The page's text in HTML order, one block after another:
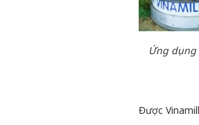
Ứng dụng
Được